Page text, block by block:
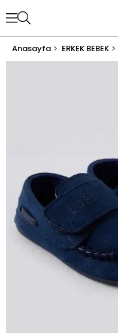
Anasayfa ERKEK BEBEK